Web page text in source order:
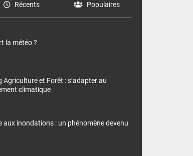
Récents Populaires
la météo ?
Agriculture et Forêt : s’adapter au
climatique
aux inondations : un phénomène devenu